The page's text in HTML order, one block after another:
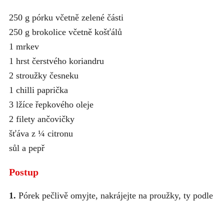
250 g pórku včetně zelené části
250 g brokolice včetně košťálů
1 mrkev
1 hrst čerstvého koriandru
2 stroužky česneku
1 chilli paprička
3 lžíce řepkového oleje
2 filety ančovičky
šťáva z ¼ citronu
sůl a pepř
Postup
1. Pórek pečlivě omyjte, nakrájejte na proužky, ty podle